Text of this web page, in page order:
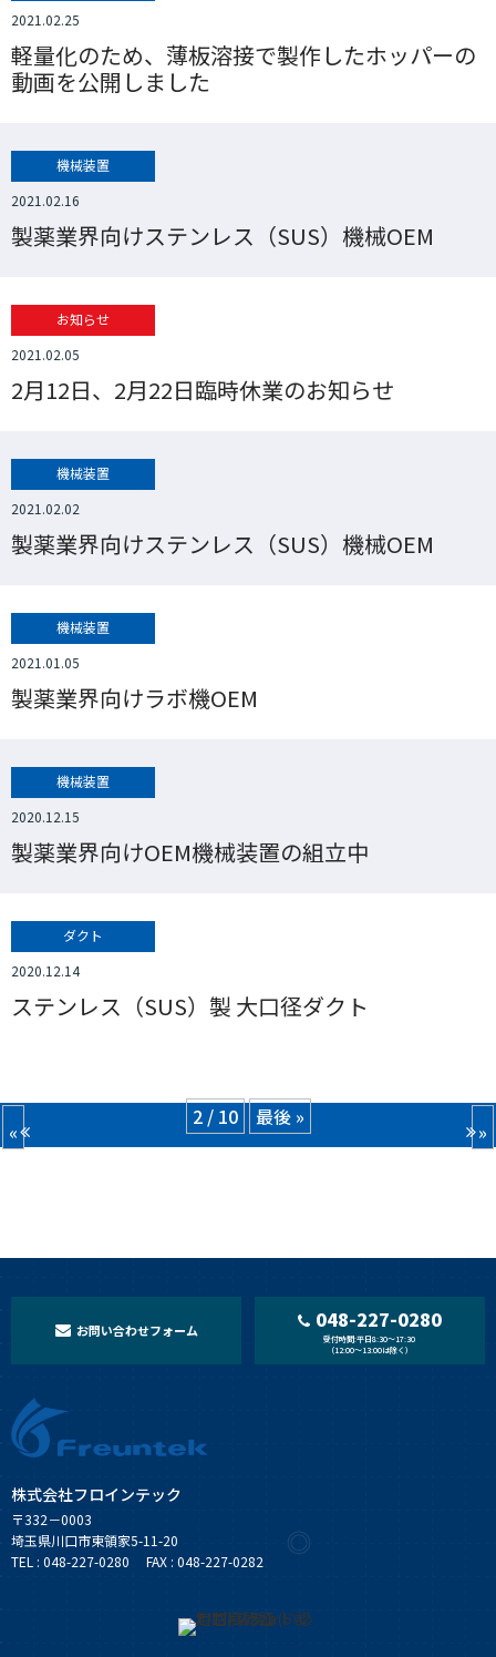
2021.02.25
軽量化のため、薄板溶接で製作したホッパーの
動画を公開しました
機械装置
2021.02.16
製薬業界向けステンレス（SUS）機械OEM
お知らせ
2021.02.05
2月12日、2月22日臨時休業のお知らせ
機械装置
2021.02.02
製薬業界向けステンレス（SUS）機械OEM
機械装置
2021.01.05
製薬業界向けラボ機OEM
機械装置
2020.12.15
製薬業界向けOEM機械装置の組立中
ダクト
2020.12.14
ステンレス（SUS）製 大口径ダクト
2 / 10
« »
最後 »
お問い合わせフォーム 048-227-0280
受付時間:平日8:30〜17:30
（12:00〜13:00は除く）
株式会社フロインテック
〒332－0003
埼玉県川口市東領家5-11-20
TEL : 048-227-0280 FAX : 048-227-0282